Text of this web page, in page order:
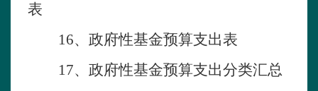
表
16、政府性基金预算支出表
17、政府性基金预算支出分类汇总